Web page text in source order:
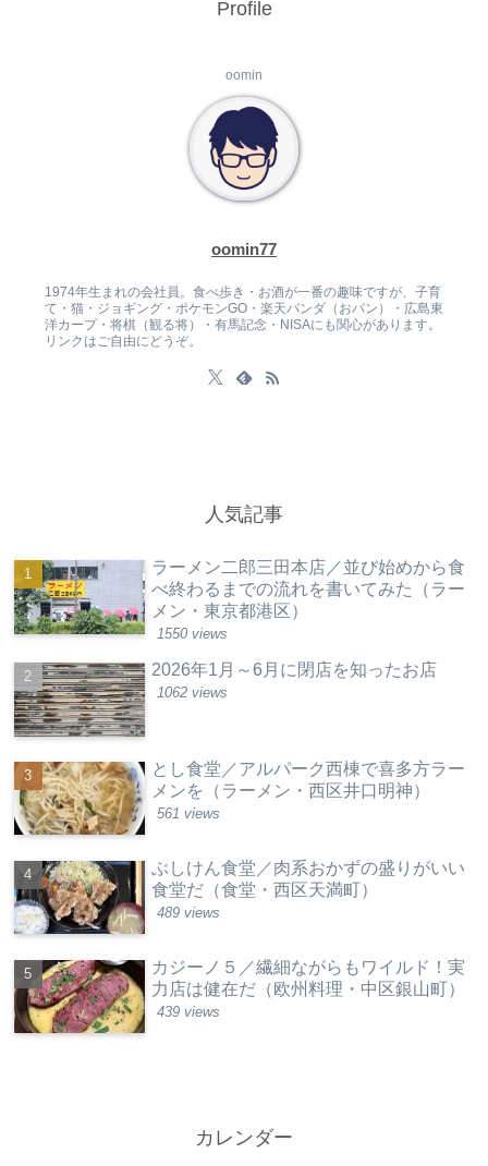
Profile
oomin
oomin77
1974年生まれの会社員。食べ歩き・お酒が一番の趣味ですが、子育
て・猫・ジョギング・ポケモンGO・楽天パンダ（おパン）・広島東
洋カープ・将棋（観る将）・有馬記念・NISAにも関心があります。
リンクはご自由にどうぞ。
人気記事
ラーメン二郎三田本店／並び始めから食
べ終わるまでの流れを書いてみた（ラー
メン・東京都港区）
1550 views
2026年1月～6月に閉店を知ったお店
1062 views
とし食堂／アルパーク西棟で喜多方ラー
メンを（ラーメン・西区井口明神）
561 views
ぶしけん食堂／肉系おかずの盛りがいい
食堂だ（食堂・西区天満町）
489 views
カジーノ５／繊細ながらもワイルド！実
力店は健在だ（欧州料理・中区銀山町）
439 views
カレンダー